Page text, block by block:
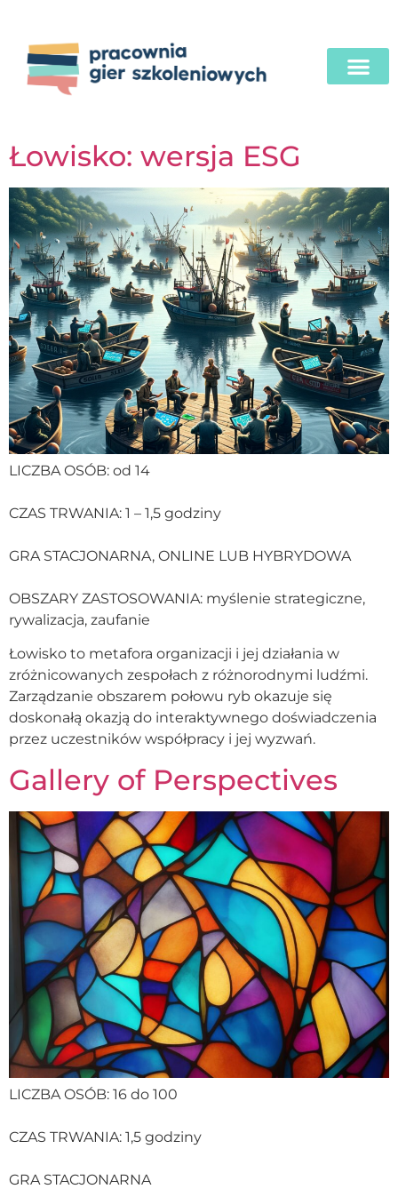
Łowisko: wersja ESG
LICZBA OSÓB: od 14
CZAS TRWANIA: 1 – 1,5 godziny
GRA STACJONARNA, ONLINE LUB HYBRYDOWA
OBSZARY ZASTOSOWANIA: myślenie strategiczne,
rywalizacja, zaufanie
Łowisko to metafora organizacji i jej działania w
zróżnicowanych zespołach z różnorodnymi ludźmi.
Zarządzanie obszarem połowu ryb okazuje się
doskonałą okazją do interaktywnego doświadczenia
przez uczestników współpracy i jej wyzwań.
Gallery of Perspectives
LICZBA OSÓB: 16 do 100
CZAS TRWANIA: 1,5 godziny
GRA STACJONARNA